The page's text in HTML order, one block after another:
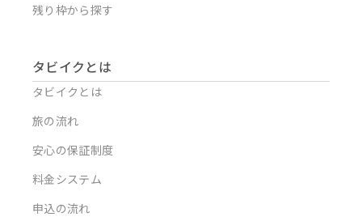
タビイクとは
タビイクとは
旅の流れ
安心の保証制度
料金システム
申込の流れ
残り枠から探す